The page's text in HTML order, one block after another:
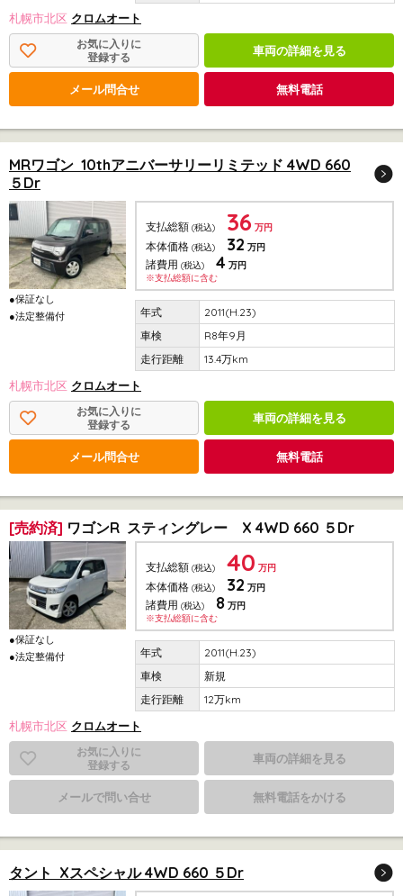
札幌市北区 クロムオート
お気に入りに
登録する
車両の詳細を見る
メール問合せ 無料電話
MRワゴン 10thアニバーサリーリミテッド 4WD 660
５Dr
●保証なし
●法定整備付
支払総額 (税込) 36 万円
本体価格 (税込) 32 万円
諸費用 (税込) 4 万円
※支払総額に含む
2011(H.23)
R8年9月
13.4万km
札幌市北区 クロムオート
お気に入りに
登録する
車両の詳細を見る
メール問合せ 無料電話
[売約済] ワゴンR スティングレー X 4WD 660 ５Dr
●保証なし
●法定整備付
支払総額 (税込) 40 万円
本体価格 (税込) 32 万円
諸費用 (税込) 8 万円
※支払総額に含む
2011(H.23)
新規
12万km
札幌市北区 クロムオート
お気に入りに
登録する
車両の詳細を見る
メールで問い合せ 無料電話をかける
タント Xスペシャル 4WD 660 ５Dr